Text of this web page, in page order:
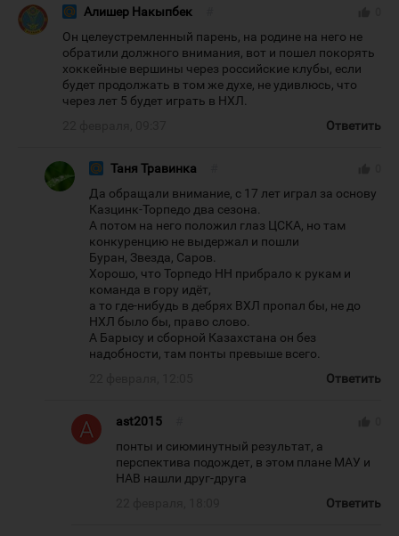
Алишер Накыпбек
Он целеустремленный парень, на родине на него не
обратили должного внимания, вот и пошел покорять
хоккейные вершины через российские клубы, если
будет продолжать в том же духе, не удивлюсь, что
через лет 5 будет играть в НХЛ.
Ответить
Таня Травинка
Да обращали внимание, с 17 лет играл за основу
Казцинк-Торпедо два сезона.
А потом на него положил глаз ЦСКА, но там
конкуренцию не выдержал и пошли
Буран, Звезда, Саров.
Хорошо, что Торпедо НН прибрало к рукам и
команда в гору идёт,
а то где-нибудь в дебрях ВХЛ пропал бы, не до
НХЛ было бы, право слово.
А Барысу и сборной Казахстана он без
надобности, там понты превыше всего.
Ответить
ast2015
понты и сиюминутный результат, а
перспектива подождет, в этом плане МАУ и
НАВ нашли друг-друга
Ответить